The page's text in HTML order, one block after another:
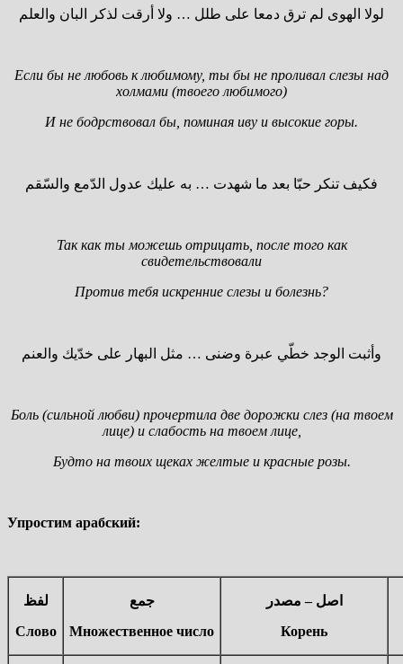
لولا الهوى لم ترق دمعا على طلل … ولا أرقت لذكر البان والعلم
Если бы не любовь к любимому, ты бы не проливал слезы над
холмами (твоего любимого)
И не бодрствовал бы, поминая иву и высокие горы.
فكيف تنكر حبّا بعد ما شهدت … به عليك عدول الدّمع والسّقم
Так как ты можешь отрицать, после того как
свидетельствовали
Против тебя искренние слезы и болезнь?
وأثبت الوجد خطّي عبرة وضنى … مثل البهار على خدّيك والعنم
Боль (сильной любви) прочертила две дорожки слез (на твоем
лице) и слабость на твоем лице,
Будто на твоих щеках желтые и красные розы.
Упростим арабский:
لفظ
Слово
جمع
Множественное число
اصل – مصدر
Корень